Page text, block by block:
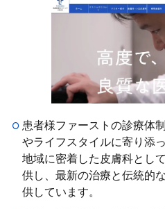
患者様ファーストの診療体
やライフスタイルに寄り添
地域に密着した皮膚科とし
供し、最新の治療と伝統的
供しています。